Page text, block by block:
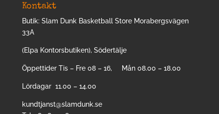
Kontakt
Butik: Slam Dunk Basketball Store Morabergsvägen
33A
(Elpa Kontorsbutiken), Södertälje
Öppettider Tis – Fre 08 – 16, Mån 08.00 – 18.00
Lördagar 11.00 – 14.00
kundtjanst@slamdunk.se